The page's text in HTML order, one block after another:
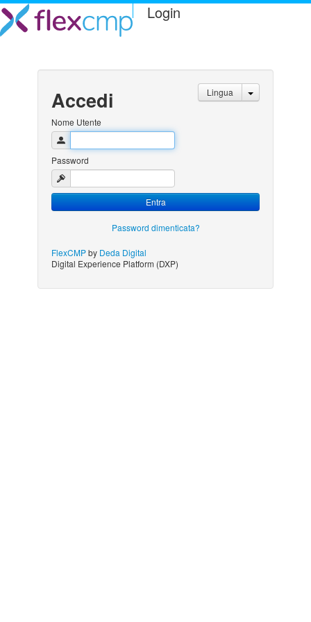
Login
Lingua
Accedi
Nome Utente
Password
Entra
Password dimenticata?
FlexCMPby Deda Digital
Digital Experience Platform (DXP)